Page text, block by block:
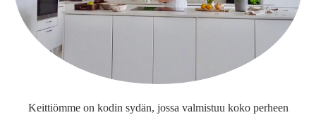
Keittiömme on kodin sydän, jossa valmistuu koko perheen